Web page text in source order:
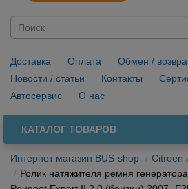
Доставка Оплата Обмен /
Новости / статьи
Контакты
Автосервис
О нас
КАТАЛОГ ТОВАРОВ
Интернет магазин BUS-shop
Citroen
Ролик натяжителя ремня